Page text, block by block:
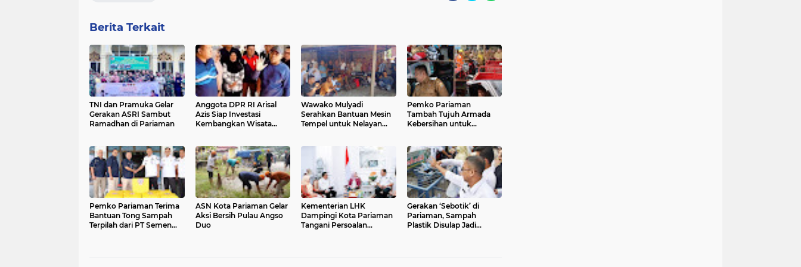
Berita Terkait
TNI dan Pramuka Gelar
Gerakan ASRI Sambut
Ramadhan di Pariaman
Anggota DPR RI Arisal
Azis Siap Investasi
Kembangkan Wisata
Wawako Mulyadi
Serahkan Bantuan Mesin
Tempel untuk Nelayan
Pemko Pariaman
Tambah Tujuh Armada
Kebersihan untuk
Pemko Pariaman Terima
Bantuan Tong Sampah
Terpilah dari PT Semen
ASN Kota Pariaman Gelar
Aksi Bersih Pulau Angso
Duo
Kementerian LHK
Dampingi Kota Pariaman
Tangani Persoalan
Gerakan ‘Sebotik’ di
Pariaman, Sampah
Plastik Disulap Jadi